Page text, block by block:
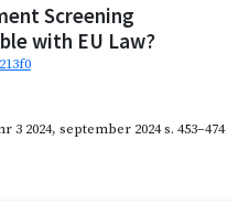
Screening
with EU Law?
3 2024, september 2024s. 453–474